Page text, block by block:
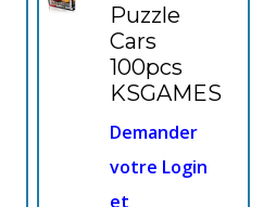
Puzzle
Cars
100pcs
KSGAMES
Demander
votre Login
et